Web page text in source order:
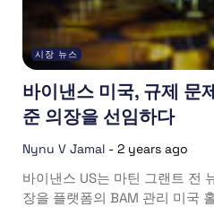
시장 뉴스
바이낸스 미국, 규제 문
준 의장을 선임하다
Nynu V Jamal - 2 years ago
바이낸스 US는 마틴 그랜트 전
장을 플랫폼의 BAM 관리 미국